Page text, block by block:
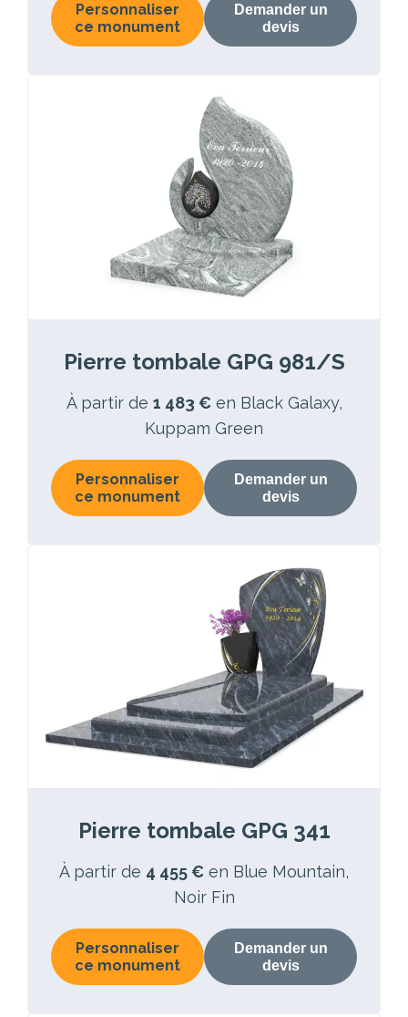
Personnaliser
ce monument
Demander un
devis
Pierre tombale GPG 981/S
À partir de 1 483 € en Black Galaxy,
Kuppam Green
Personnaliser
ce monument
Demander un
devis
Pierre tombale GPG 341
À partir de 4 455 € en Blue Mountain,
Noir Fin
Personnaliser
ce monument
Demander un
devis